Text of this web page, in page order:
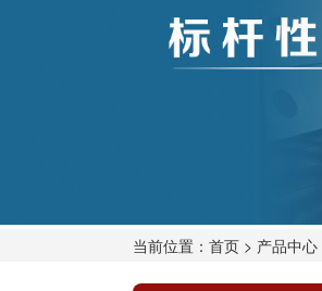
当前位置： 首页 > 产品中心